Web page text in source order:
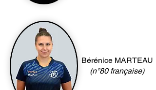
Bérénice MARTEAU
(n°80 française)